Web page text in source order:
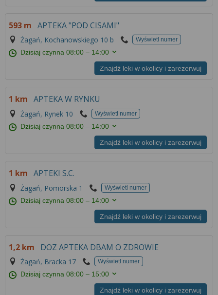
593 m APTEKA "POD CISAMI"
Żagań, Kochanowskiego 10 b Wyświetl numer
Dzisiaj czynna08:00 – 14:00
Znajdź leki w okolicy i zarezerwuj
1 km APTEKA W RYNKU
Żagań, Rynek 10 Wyświetl numer
Dzisiaj czynna08:00 – 14:00
Znajdź leki w okolicy i zarezerwuj
1 km APTEKI S.C.
Żagań, Pomorska 1 Wyświetl numer
Dzisiaj czynna08:00 – 14:00
Znajdź leki w okolicy i zarezerwuj
1,2 km DOZ APTEKA DBAM O ZDROWIE
Żagań, Bracka 17 Wyświetl numer
Dzisiaj czynna08:00 – 15:00
Znajdź leki w okolicy i zarezerwuj
Więcej informacji na temat wykorzystywania
znajdziesz wRegulaminie Serwisu